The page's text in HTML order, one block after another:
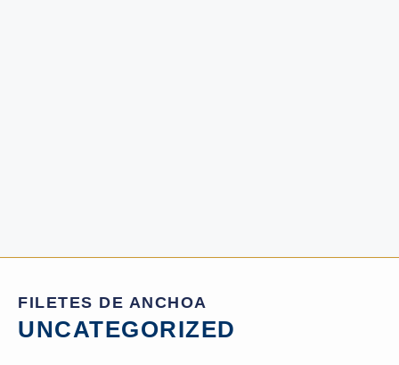
FILETES DE ANCHOA
UNCATEGORIZED